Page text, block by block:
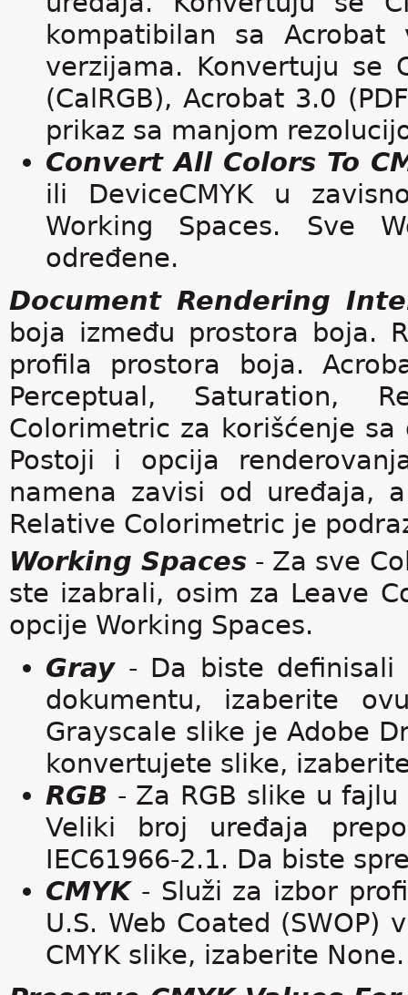
kompatibilan sa
verzijama. Konvertuju se
(CalRGB), Acrobat 3.0
prikaz sa manjom
Convert All Colors To
ili DeviceCMYK u
Working Spaces. Sve
određene.
Document Rendering
boja između prostora boja.
profila prostora boja.
Perceptual, Saturation,
Colorimetric za korišćenje
Postoji i opcija
namena zavisi od uređaja,
Relative Colorimetric je
Working Spaces - Za sve
ste izabrali, osim za Leave
opcije Working Spaces.
Gray- Da biste definisali
dokumentu, izaberite
Grayscale slike je Adobe
konvertujete slike,
RGB - Za RGB slike u
Veliki broj uređaja
IEC61966-2.1. Da biste
CMYK- Služi za izbor
U.S. Web Coated
CMYK slike, izaberite None.